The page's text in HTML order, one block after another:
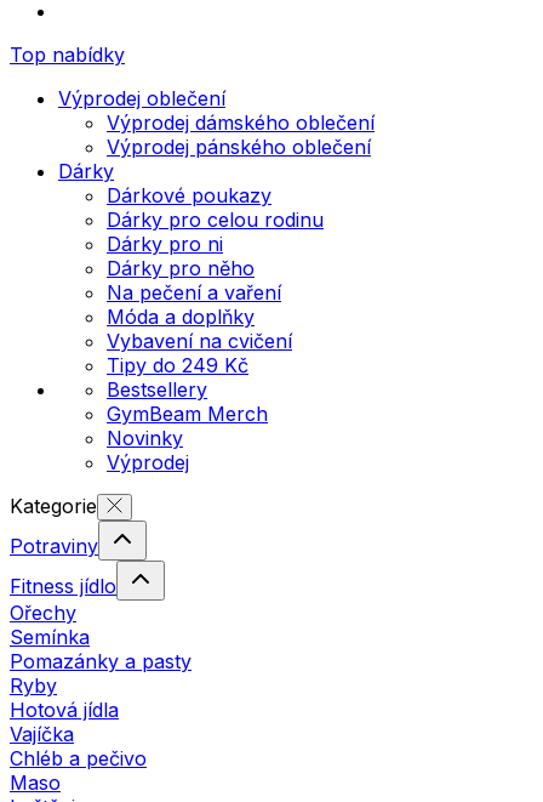
Top nabídky
Výprodej oblečení
Výprodej dámského oblečení
Výprodej pánského oblečení
Dárky
Dárkové poukazy
Dárky pro celou rodinu
Dárky pro ni
Dárky pro něho
Na pečení a vaření
Móda a doplňky
Vybavení na cvičení
Tipy do 249 Kč
Bestsellery
GymBeam Merch
Novinky
Výprodej
Kategorie
Potraviny
Fitness jídlo
Ořechy
Semínka
Pomazánky a pasty
Ryby
Hotová jídla
Vajíčka
Chléb a pečivo
Maso